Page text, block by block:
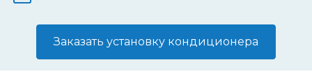
Заказать установку кондиционера